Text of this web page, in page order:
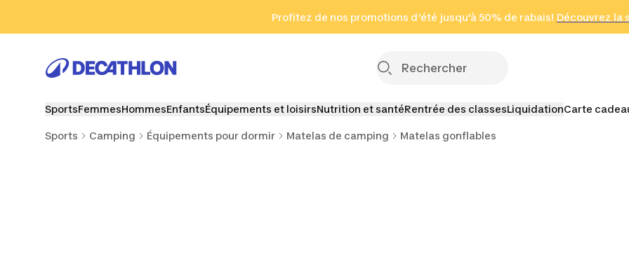
Aller au pied de page
Profitez de nos promotions d'été jusqu'à 50% de rabais! Découvrez la
Cliquez ici
en seulement 2
(Zones sélectionnées)
SportsFemmesHommesEnfantsÉquipements et loisirsNutrition et santéRentrée des classesLiquidationCarte
Sports Camping Équipements pour dormir Matelas de camping Matelas gonflables